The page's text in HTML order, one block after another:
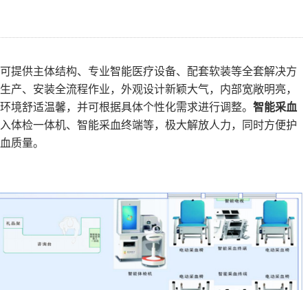
提供主体结构、专业智能医疗设备、配套软装等全套解决方
产、安装全流程作业，外观设计新颖大气，内部宽敞明亮，
境舒适温馨，并可根据具体个性化需求进行调整。 智能采血
体检一体机、智能采血终端等，极大解放人力，同时方便护
质量。